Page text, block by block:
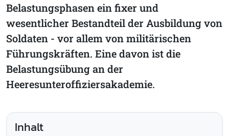
Belastungsphasen ein fixer und
wesentlicher Bestandteil der Ausbildung von
Soldaten - vor allem von militärischen
Führungskräften. Eine davon ist die
Belastungsübung an der
Heeresunteroffiziersakademie.
Inhalt